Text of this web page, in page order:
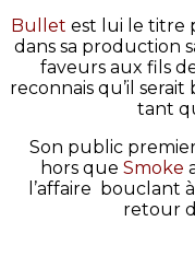
Bullet est lui le titre
dans sa production
faveurs aux fils
reconnais qu’il
tant
Son public
hors que Smoke
l’affaire bouclant
retour